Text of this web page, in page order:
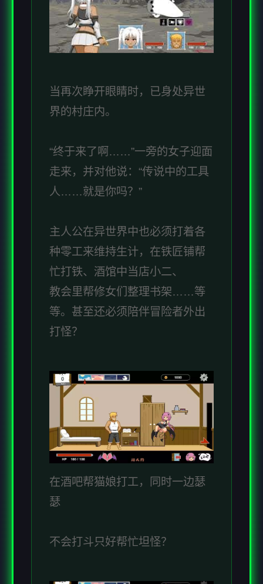
当再次睁开眼睛时，已身处异世
界的村庄内。
“终于来了啊……”一旁的女子迎面
走来，并对他说：“传说中的工具
人……就是你吗？”
主人公在异世界中也必须打着各
种零工来维持生计，在铁匠铺帮
忙打铁、酒馆中当店小二、
教会里帮修女们整理书架……等
等。甚至还必须陪伴冒险者外出
打怪？
在酒吧帮猫娘打工，同时一边瑟
瑟
不会打斗只好帮忙坦怪？